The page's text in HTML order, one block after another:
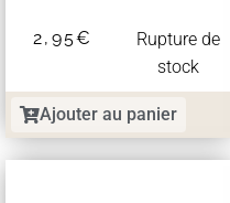
2,95€
Rupture de
stock
Ajouter au panier